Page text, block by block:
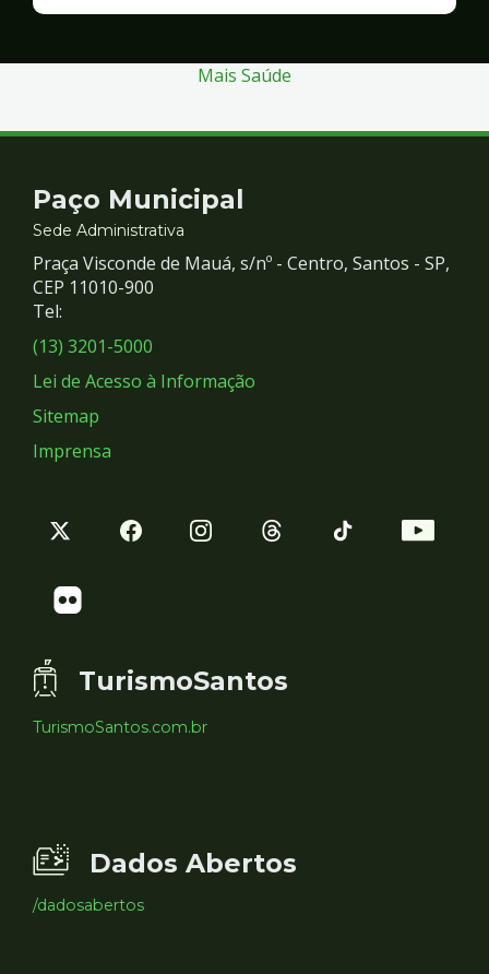
Mais Saúde
Contato
e
Redes
Sociais
Paço Municipal
Sede Administrativa
Praça Visconde de Mauá, s/nº - Centro, Santos - SP,
CEP 11010-900
Tel:
(13) 3201-5000
Lei de Acesso à Informação
Sitemap
Imprensa
TurismoSantos
TurismoSantos.com.br
Dados Abertos
/dadosabertos